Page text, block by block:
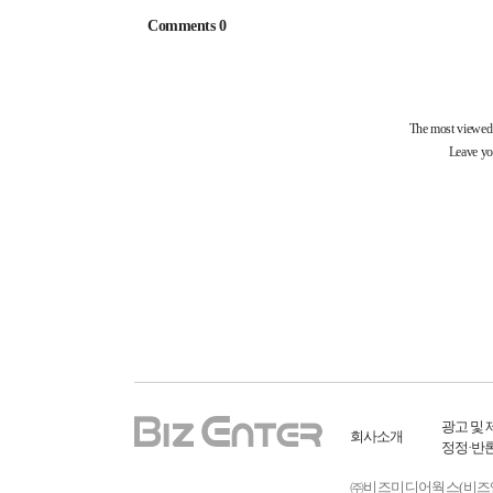
회사소개
광고 및
정정·반
㈜비즈미디어웍스(비즈